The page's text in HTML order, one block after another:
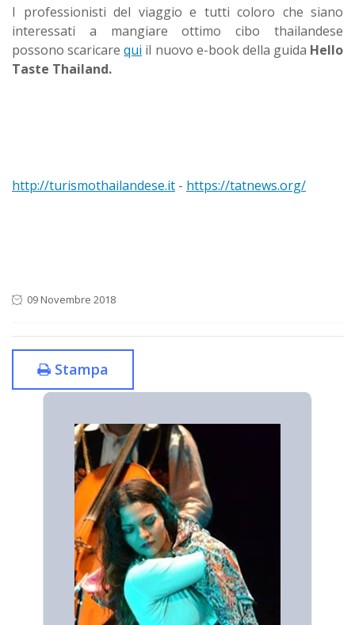
I professionisti del viaggio e tutti coloro che siano
interessati a mangiare ottimo cibo thailandese
possono scaricarequi il nuovo e-book della guida Hello
Taste Thailand.
http://turismothailandese.it - https://tatnews.org/
09 Novembre 2018
Stampa